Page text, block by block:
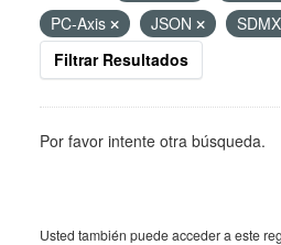
PC-Axis
JSON
SDMX
Filtrar Resultados
Por favor intente otra búsqueda.
Usted también puede acceder a este